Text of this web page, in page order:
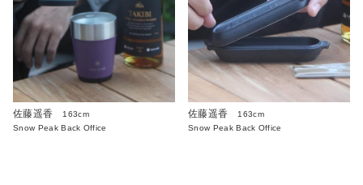
佐藤遥香
163cm
Snow Peak Back Office
佐藤遥香
163cm
Snow Peak Back Office